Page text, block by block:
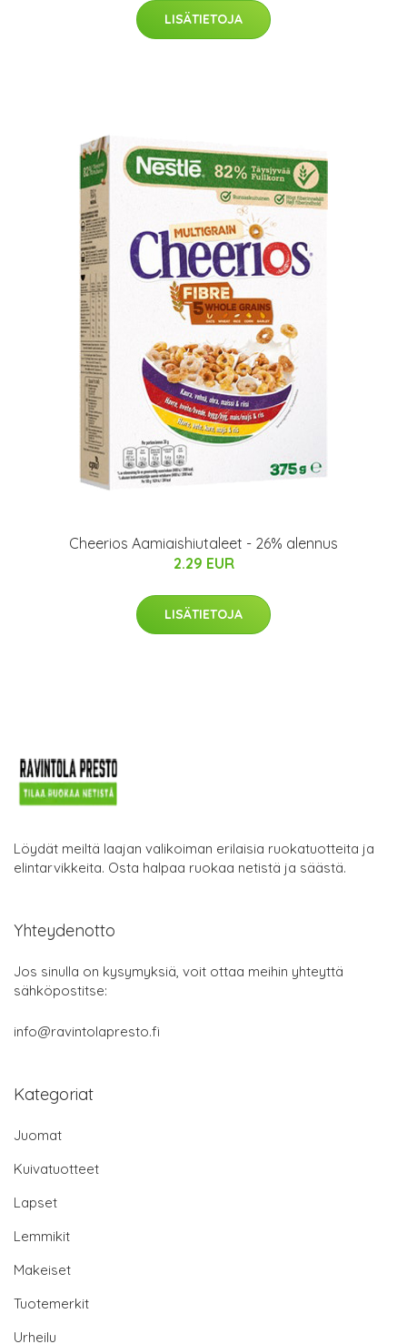
LISÄTIETOJA
Cheerios Aamiaishiutaleet - 26% alennus
2.29 EUR
LISÄTIETOJA
Löydät meiltä laajan valikoiman erilaisia ruokatuotteita ja
elintarvikkeita. Osta halpaa ruokaa netistä ja säästä.
Yhteydenotto
Jos sinulla on kysymyksiä, voit ottaa meihin yhteyttä
sähköpostitse:
info@ravintolapresto.fi
Kategoriat
Juomat
Kuivatuotteet
Lapset
Lemmikit
Makeiset
Tuotemerkit
Urheilu